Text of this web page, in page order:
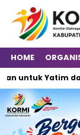
HOME
Yatim dan